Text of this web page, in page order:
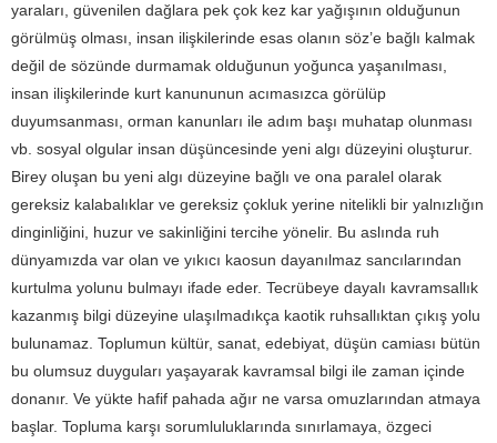
yaraları, güvenilen dağlara pek çok kez kar yağışının olduğunun
görülmüş olması, insan ilişkilerinde esas olanın söz’e bağlı kalmak
değil de sözünde durmamak olduğunun yoğunca yaşanılması,
insan ilişkilerinde kurt kanununun acımasızca görülüp
duyumsanması, orman kanunları ile adım başı muhatap olunması
vb. sosyal olgular insan düşüncesinde yeni algı düzeyini oluşturur.
Birey oluşan bu yeni algı düzeyine bağlı ve ona paralel olarak
gereksiz kalabalıklar ve gereksiz çokluk yerine nitelikli bir yalnızlığın
dinginliğini, huzur ve sakinliğini tercihe yönelir. Bu aslında ruh
dünyamızda var olan ve yıkıcı kaosun dayanılmaz sancılarından
kurtulma yolunu bulmayı ifade eder. Tecrübeye dayalı kavramsallık
kazanmış bilgi düzeyine ulaşılmadıkça kaotik ruhsallıktan çıkış yolu
bulunamaz. Toplumun kültür, sanat, edebiyat, düşün camiası bütün
bu olumsuz duyguları yaşayarak kavramsal bilgi ile zaman içinde
donanır. Ve yükte hafif pahada ağır ne varsa omuzlarından atmaya
başlar. Topluma karşı sorumluluklarında sınırlamaya, özgeci